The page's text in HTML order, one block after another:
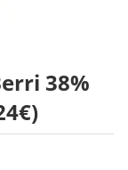
38%